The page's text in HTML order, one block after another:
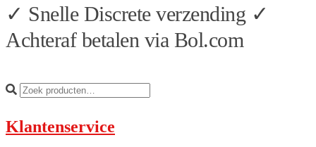
✓ Snelle Discrete verzending ✓
Achteraf betalen via Bol.com
Klantenservice